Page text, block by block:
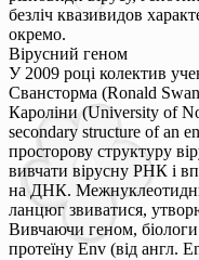
безліч квазивидов
окремо.
Вірусний геном
У 2009 році колектив
Свансторма (Ronald
Кароліни (University of
secondary structure of an
просторову структуру
вивчати вірусну РНК і
на ДНК.
ланцюг звиватися,
Вивчаючи геном,
протеїну Env (від англ.